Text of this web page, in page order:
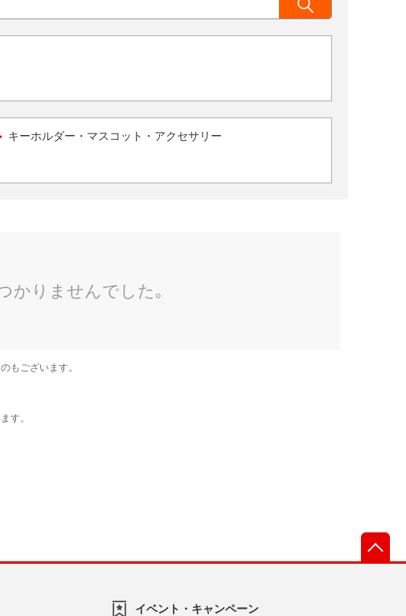
キーホルダー・マスコット・アクセサリー
イベント・キャンペーン